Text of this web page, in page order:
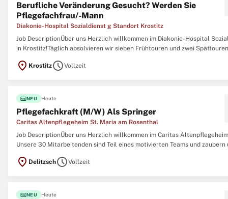
Berufliche Veränderung Gesucht? Werden Sie
Pflegefachfrau/-Mann
Diakonie-Hospital Sozialdienst g Standort Krostitz
Job DescriptionÜber uns Herzlich willkommen im Diakonie-Hospital
in Krostitz!Täglich absolvieren wir sieben Frühtouren und zwei
Betreuung zu bieten. Führerschein der Klasse B\ N Sie bringen eine ...
location_on KrostitzscheduleVollzeit
fiber_newNEU Heute
Pflegefachkraft (M/W) Als Springer
Caritas Altenpflegeheim St. Maria am Rosenthal
Job DescriptionÜber uns Herzlich willkommen im Caritas
Unsere 30 Mitarbeitenden sind Teil eines motivierten Teams und zaubern
Berufsausbildung und staatliche Anerkennung\ N Bereitschaft zur Fort-
location_on DelitzschscheduleVollzeit
fiber_newNEU Heute